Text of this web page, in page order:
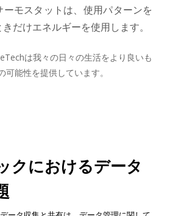
モスタットは、使用パターンを
だけエネルギーを使用します。
は我々の日々の生活をより良いも
能性を提供しています。
クにおけるデータ